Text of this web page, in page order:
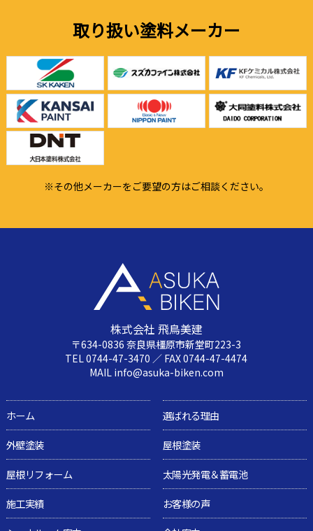
取り扱い塗料メーカー
※その他メーカーをご要望の方はご相談ください。
株式会社 飛鳥美建
〒634-0836 奈良県橿原市新堂町223-3
TEL 0744-47-3470 ／ FAX 0744-47-4474
MAIL info@asuka-biken.com
ホーム
選ばれる理由
外壁塗装
屋根塗装
屋根リフォーム
太陽光発電＆蓄電池
施工実績
お客様の声